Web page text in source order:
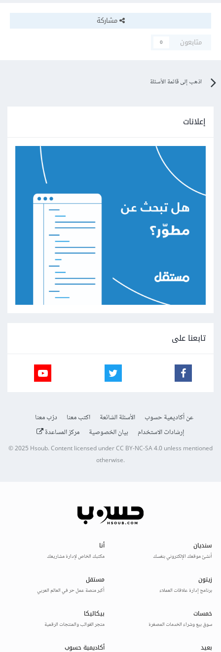
مشاركة
متابعون
0
اذهب إلى قائمة الأسئلة
إعلانات
تابعنا على
عن أكاديمية حسوب الأسئلة الشائعة اكتب معنا
درّب معنا
إرشادات الاستخدام
بيان الخصوصية مركز المساعدة
© 2025Hsoub.Content licensed underCC BY-NC-SA 4.0unless mentioned
otherwise.